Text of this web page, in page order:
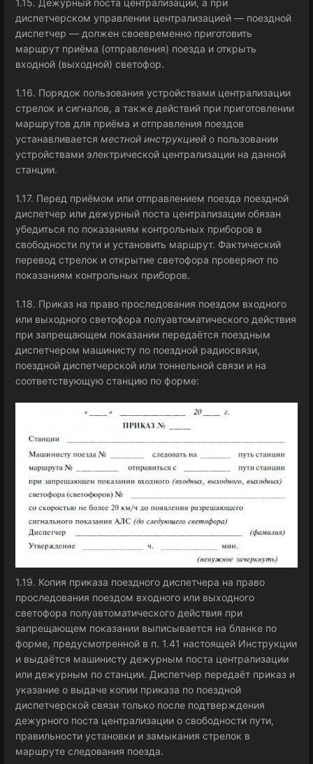
диспетчерском управлении централизацией — поездной
диспетчер — должен своевременно приготовить
маршрут приёма (отправления) поезда и открыть
входной (выходной) светофор.
1.16. Порядок пользования устройствами централизации
стрелок и сигналов, а также действий при приготовлении
маршрутов для приёма и отправления поездов
устанавливается местной инструкцией о пользовании
устройствами электрической централизации на данной
станции.
1.17. Перед приёмом или отправлением поезда поездной
диспетчер или дежурный поста централизации обязан
убедиться по показаниям контрольных приборов в
свободности пути и установить маршрут. Фактический
перевод стрелок и открытие светофора проверяют по
показаниям контрольных приборов.
1.18. Приказ на право проследования поездом входного
или выходного светофора полуавтоматического действия
при запрещающем показании передаётся поездным
диспетчером машинисту по поездной радиосвязи,
поездной диспетчерской или тоннельной связи и на
соответствующую станцию по форме:
1.19. Копия приказа поездного диспетчера на право
проследования поездом входного или выходного
светофора полуавтоматического действия при
запрещающем показании выписывается на бланке по
форме, предусмотренной в п. 1.41 настоящей Инструкции
и выдаётся машинисту дежурным поста централизации
или дежурным по станции. Диспетчер передаёт приказ и
указание о выдаче копии приказа по поездной
диспетчерской связи только после подтверждения
дежурного поста централизации о свободности пути,
правильности установки и замыкания стрелок в
маршруте следования поезда.